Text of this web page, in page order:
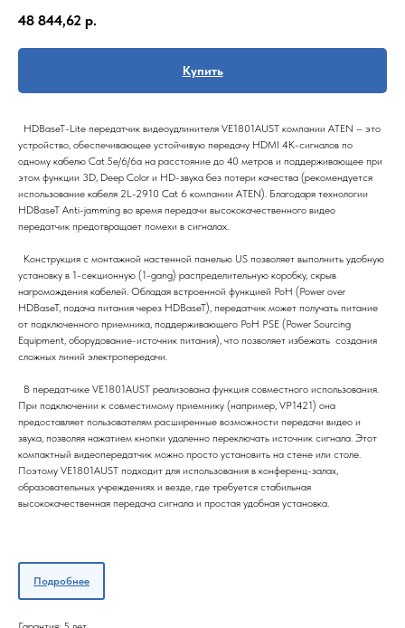
48 844,62 р.
Купить
HDBaseT-Lite передатчик видеоудлинителя VE1801AUST компании ATEN – это
устройство, обеспечивающее устойчивую передачу HDMI 4K-сигналов по
одному кабелю Cat.5e/6/6a на расстояние до 40 метров и поддерживающее при
этом функции 3D, Deep Color и HD-звука без потери качества (рекомендуется
использование кабеля 2L-2910 Cat 6 компании ATEN). Благодаря технологии
HDBaseT Anti-jamming во время передачи высококачественного видео
передатчик предотвращает помехи в сигналах.
Конструкция с монтажной настенной панелью US позволяет выполнить удобную
установку в 1-секционную (1-gang) распределительную коробку, скрыв
нагромождения кабелей. Обладая встроенной функцией PoH (Power over
HDBaseT, подача питания через HDBaseT), передатчик может получать питание
от подключенного приемника, поддерживающего PoH PSE (Power Sourcing
Equipment, оборудование-источник питания), что позволяет избежать создания
сложных линий электропередачи.
В передатчике VE1801AUST реализована функция совместного использования.
При подключении к совместимому приемнику (например, VP1421) она
предоставляет пользователям расширенные возможности передачи видео и
звука, позволяя нажатием кнопки удаленно переключать источник сигнала. Этот
компактный видеопередатчик можно просто установить на стене или столе.
Поэтому VE1801AUST подходит для использования в конференц-залах,
образовательных учреждениях и везде, где требуется стабильная
высококачественная передача сигнала и простая удобная установка.
Подробнее